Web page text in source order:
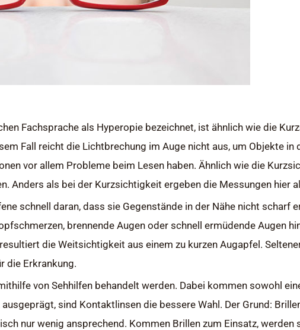
Fachsprache als Hyperopie bezeichnet, ist ähnlich wie die
Fall reicht die Lichtbrechung im Auge nicht aus, um Objekte in
vor allem Probleme beim Lesen haben. Ähnlich wie die
Anders als bei der Kurzsichtigkeit ergeben die Messungen hier
schnell daran, dass sie Gegenstände in der Nähe nicht scharf
brennende Augen oder schnell ermüdende Augen
die Weitsichtigkeit aus einem zu kurzen Augapfel.
die Erkrankung.
von Sehhilfen behandelt werden. Dabei kommen sowohl
sind Kontaktlinsen die bessere Wahl. Der Grund:
nur wenig ansprechend. Kommen Brillen zum Einsatz, werden